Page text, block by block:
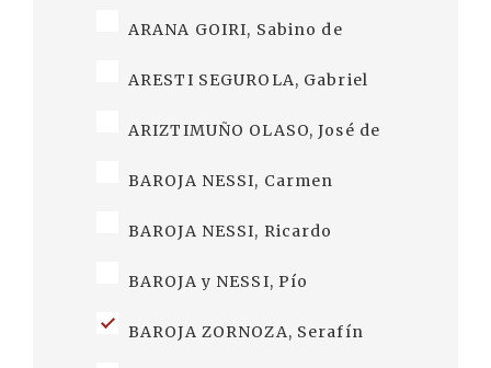
ARANA GOIRI, Sabino de
ARESTI SEGUROLA, Gabriel
ARIZTIMUÑO OLASO, José de
BAROJA NESSI, Carmen
BAROJA NESSI, Ricardo
BAROJA y NESSI, Pío
BAROJA ZORNOZA, Serafín